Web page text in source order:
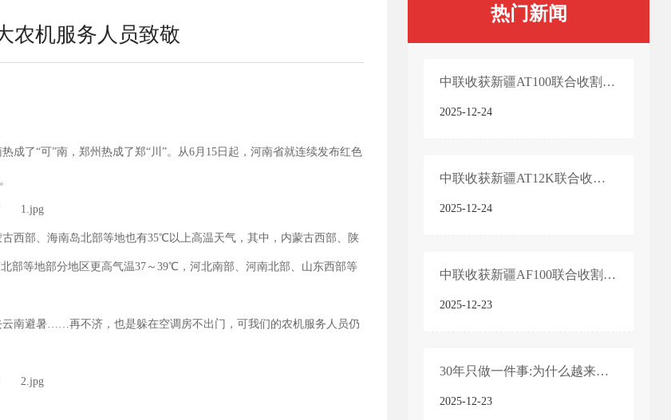
农机服务人员致敬
了“可”南，郑州热成了郑“川”。从6月15日起，河南省就连续发布红色
西部、海南岛北部等地也有35℃以上高温天气，其中，内蒙古西部、陕
部等地部分地区更高气温37～39℃，河北南部、河南北部、山东西部等
南避暑……再不济，也是躲在空调房不出门，可我们的农机服务人员仍
热门新闻
中联收获新疆AT100联合收割机产品技术亮点
2025-12-24
中联收获新疆AT12K联合收割机产品技术亮点
2025-12-24
中联收获新疆AF100联合收割机产品技术亮点
2025-12-23
30年只做一件事:为什么越来越多农机手认准「中联收获」?
2025-12-23